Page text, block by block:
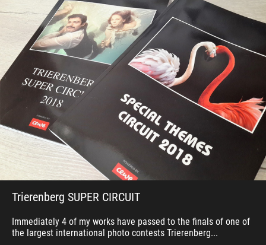
Trierenberg SUPER CIRCUIT
Immediately 4 of my works have passed to the finals of one of
the largest international photo contests Trierenberg...